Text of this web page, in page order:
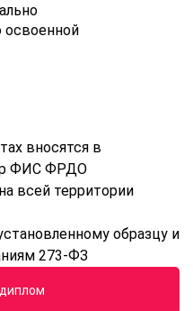
освоенной
вносятся в
ФИС ФРДО
всей территории
образцу и
273-ФЗ
диплом